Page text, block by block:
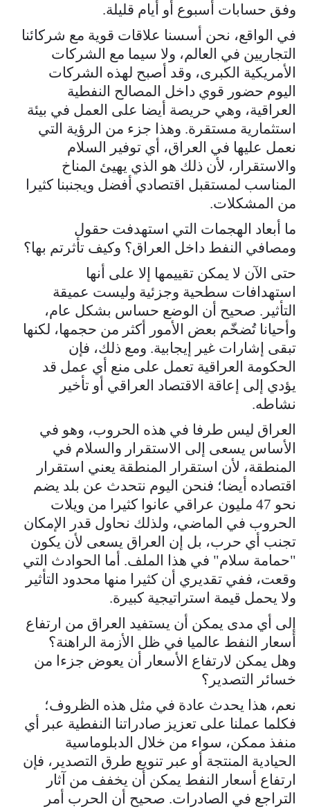
وفق حسابات أسبوع أو أيام قليلة.
في الواقع، نحن أسسنا علاقات قوية مع شركائنا
التجاريين في العالم، ولا سيما مع الشركات
الأمريكية الكبرى، وقد أصبح لهذه الشركات
اليوم حضور قوي داخل المصالح النفطية
العراقية، وهي حريصة أيضا على العمل في بيئة
استثمارية مستقرة. وهذا جزء من الرؤية التي
نعمل عليها في العراق، أي توفير السلام
والاستقرار، لأن ذلك هو الذي يهيئ المناخ
المناسب لمستقبل اقتصادي أفضل ويجنبنا كثيرا
من المشكلات.
ما أبعاد الهجمات التي استهدفت حقول
ومصافي النفط داخل العراق؟ وكيف تأثرتم بها؟
حتى الآن لا يمكن تقييمها إلا على أنها
استهدافات سطحية وجزئية وليست عميقة
التأثير. صحيح أن الوضع حساس بشكل عام،
وأحيانا تُضخّم بعض الأمور أكثر من حجمها، لكنها
تبقى إشارات غير إيجابية. ومع ذلك، فإن
الحكومة العراقية تعمل على منع أي عمل قد
يؤدي إلى إعاقة الاقتصاد العراقي أو تأخير
نشاطه.
العراق ليس طرفا في هذه الحروب، وهو في
الأساس يسعى إلى الاستقرار والسلام في
المنطقة، لأن استقرار المنطقة يعني استقرار
اقتصاده أيضا؛ فنحن اليوم نتحدث عن بلد يضم
نحو 47 مليون عراقي عانوا كثيرا من ويلات
الحروب في الماضي، ولذلك نحاول قدر الإمكان
تجنب أي حرب، بل إن العراق يسعى لأن يكون
"حمامة سلام" في هذا الملف. أما الحوادث التي
وقعت، ففي تقديري أن كثيرا منها محدود التأثير
ولا يحمل قيمة استراتيجية كبيرة.
إلى أي مدى يمكن أن يستفيد العراق من ارتفاع
أسعار النفط عالميا في ظل الأزمة الراهنة؟
وهل يمكن لارتفاع الأسعار أن يعوض جزءا من
خسائر التصدير؟
نعم، هذا يحدث عادة في مثل هذه الظروف؛
فكلما عملنا على تعزيز صادراتنا النفطية عبر أي
منفذ ممكن، سواء من خلال الدبلوماسية
الحيادية المنتجة أو عبر تنويع طرق التصدير، فإن
ارتفاع أسعار النفط يمكن أن يخفف من آثار
التراجع في الصادرات. صحيح أن الحرب أمر